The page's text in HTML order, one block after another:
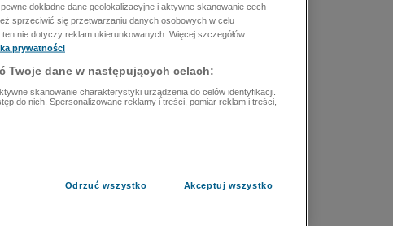
dokładne dane geolokalizacyjne i aktywne skanowanie cech
sprzeciwić się przetwarzaniu danych osobowych w celu
nie dotyczy reklam ukierunkowanych. Więcej szczegółów
prywatności
Twoje dane w następujących celach:
skanowanie charakterystyki urządzenia do celów identyfikacji.
do nich. Spersonalizowane reklamy i treści, pomiar reklam i treści,
Odrzuć wszystko Akceptuj wszystko